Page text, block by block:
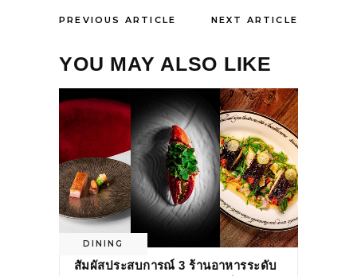
PREVIOUS ARTICLE NEXT ARTICLE
YOU MAY ALSO LIKE
DINING
สัมผัสประสบการณ์ 3 ร้านอาหารระดับ